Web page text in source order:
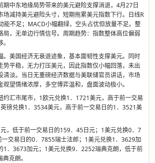
期中东地缘局势带来的美元避险支撑消退，4月27日
场减持美元避险头寸，短期拖累美元指数下行。日线R
能不足；MACD小幅翻绿，空头占优但放量不足。整
局，无单边行情信号。周期趋势：指数整体高位偏弱
。美国经济无衰退迹象，基本面韧性支撑美元。同时
势平稳，无力打压美元，因此指数仅小幅回落，未出
清淡。当日无重磅经济数据与美联储官员讲话，市场
望情绪浓厚，多空博弈温和，盘面波动极小。
约汇市尾市，1欧元兑换1．1721美元，高于前一交易
镑兑换1．3534美元，高于前一交易日的1．3521美
，低于前一交易日的159．45日元；1美元兑换0．7
交易日的0．7855瑞士法郎；1美元兑换1．3629加
1．3673加元；1美元兑换9．2252瑞典克朗，低于前
克朗。